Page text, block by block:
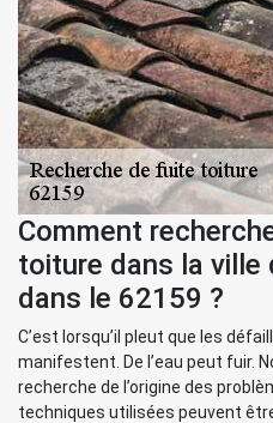
Comment
toiture dans la ville
dans le 62159 ?
C’est lorsqu’il pleut que les
manifestent. De l’eau peut fuir.
recherche de l’origine des
techniques utilisées peuvent